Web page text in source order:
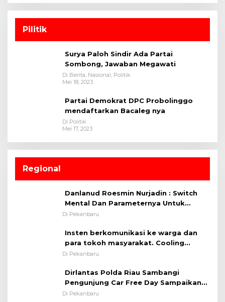
Pilitik
Surya Paloh Sindir Ada Partai
Sombong, Jawaban Megawati
Di Berita, Nasional, Politik
Mei 18, 2023
Partai Demokrat DPC Probolinggo
mendaftarkan Bacaleg nya
Di Politik
Mei 17, 2023
Regional
Danlanud Roesmin Nurjadin : Switch
Mental Dan Parameternya Untuk
Melaksanakan ✈
Di Pekanbaru
Insten berkomunikasi ke warga dan
para tokoh masyarakat. Cooling
System OMP LK ²024 Polsek Rumbai,
Pentingnya Memelihara dan Menjaga
Situasi Kondusif
Di Pekanbaru
Dirlantas Polda Riau Sambangi
Pengunjung Car Free Day Sampaikan
Pesan Edukasi Kamtibmas &
Di Pekanbaru